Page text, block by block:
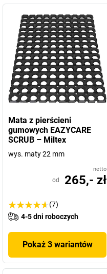
Mata z pierścieni
gumowych EAZYCARE
SCRUB – Miltex
wys. maty 22 mm
netto
od 265,- zł
(7)
4-5 dni roboczych
Pokaż 3 wariantów